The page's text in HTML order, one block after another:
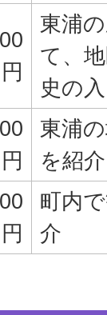
円
東浦
て、
史の
円
東浦
を紹介
円
町内
介